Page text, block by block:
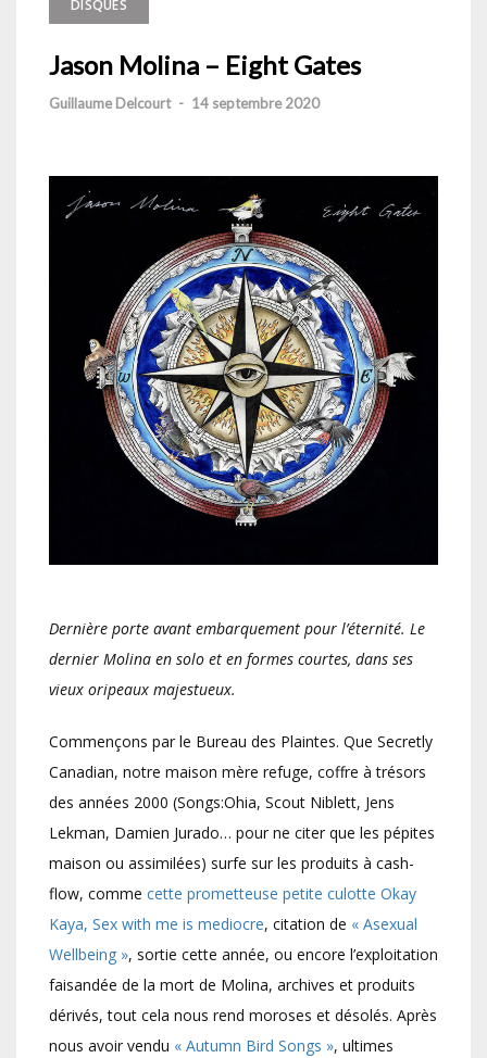
DISQUES
Jason Molina – Eight Gates
Guillaume Delcourt - 14 septembre 2020
Dernière porte avant embarquement pour l’éternité. Le
dernier Molina en solo et en formes courtes, dans ses
vieux oripeaux majestueux.
Commençons par le Bureau des Plaintes. Que Secretly
Canadian, notre maison mère refuge, coffre à trésors
des années 2000 (Songs:Ohia, Scout Niblett, Jens
Lekman, Damien Jurado… pour ne citer que les pépites
maison ou assimilées) surfe sur les produits à cash-
flow, comme cette prometteuse petite culotte Okay
Kaya, Sex with me is mediocre, citation de « Asexual
Wellbeing », sortie cette année, ou encore l’exploitation
faisandée de la mort de Molina, archives et produits
dérivés, tout cela nous rend moroses et désolés. Après
nous avoir vendu « Autumn Bird Songs », ultimes